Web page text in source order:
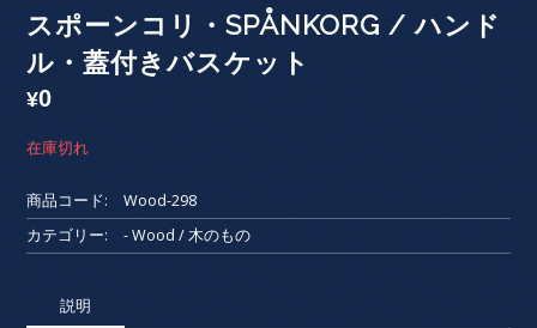
スポーンコリ・SPÅNKORG / ハンド
ル・蓋付きバスケット
¥0
在庫切れ
商品コード:
Wood-298
カテゴリー:
- Wood / 木のもの
説明